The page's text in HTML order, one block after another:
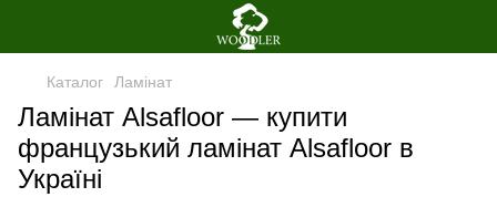
Каталог Ламінат
Ламінат Alsafloor — купити
французький ламінат Alsafloor в
Україні